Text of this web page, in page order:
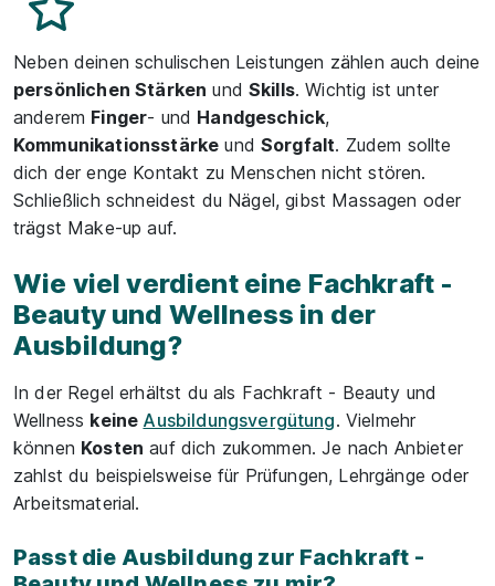
Neben deinen schulischen Leistungen zählen auch deine
persönlichen Stärken undSkills. Wichtig ist unter
anderem Finger- und Handgeschick,
Kommunikationsstärke undSorgfalt. Zudem sollte
dich der enge Kontakt zu Menschen nicht stören.
Schließlich schneidest du Nägel, gibst Massagen oder
trägst Make-up auf.
Wie viel verdient eine Fachkraft -
Beauty und Wellness in der
Ausbildung?
In der Regel erhältst du als Fachkraft - Beauty und
Wellness keine Ausbildungsvergütung. Vielmehr
können Kosten auf dich zukommen. Je nach Anbieter
zahlst du beispielsweise für Prüfungen, Lehrgänge oder
Arbeitsmaterial.
Passt die Ausbildung zur Fachkraft -